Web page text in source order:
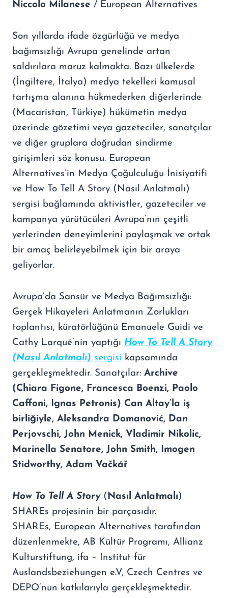
Niccolo Milanese / European Alternatives
Son yıllarda ifade özgürlüğü ve medya
bağımsızlığı Avrupa genelinde artan
saldırılara maruz kalmakta. Bazı ülkelerde
(İngiltere, İtalya) medya tekelleri kamusal
tartışma alanına hükmederken diğerlerinde
(Macaristan, Türkiye) hükümetin medya
üzerinde gözetimi veya gazeteciler, sanatçılar
ve diğer gruplara doğrudan sindirme
girişimleri söz konusu. European
Alternatives’in Medya Çoğulculuğu İnisiyatifi
ve How To Tell A Story (Nasıl Anlatmalı)
sergisi bağlamında aktivistler, gazeteciler ve
kampanya yürütücüleri Avrupa’nın çeşitli
yerlerinden deneyimlerini paylaşmak ve ortak
bir amaç belirleyebilmek için bir araya
geliyorlar.
Avrupa’da Sansür ve Medya Bağımsızlığı:
Gerçek Hikayeleri Anlatmanın Zorlukları
toplantısı, küratörlüğünü Emanuele Guidi ve
Cathy Larqué’nin yaptığı How To Tell A Story
(Nasıl Anlatmalı) sergisi kapsamında
gerçekleşmektedir. Sanatçılar: Archive
(Chiara Figone, Francesca Boenzi, Paolo
Caffoni, Ignas Petronis) Can Altay’la iş
birliğiyle, Aleksandra Domanović, Dan
Perjovschi, John Menick, Vladimir Nikolic,
Marinella Senatore, John Smith, Imogen
Stidworthy, Adam Vačkář
How To Tell A Story(Nasıl Anlatmalı)
SHAREs projesinin bir parçasıdır.
SHAREs, European Alternatives tarafından
düzenlenmekte, AB Kültür Programı, Allianz
Kulturstiftung, ifa – Institut für
Auslandsbeziehungen e.V, Czech Centres ve
DEPO’nun katkılarıyla gerçekleşmektedir.